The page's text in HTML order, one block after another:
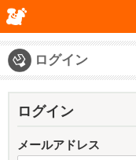
ログイン
ログイン
メールアドレス